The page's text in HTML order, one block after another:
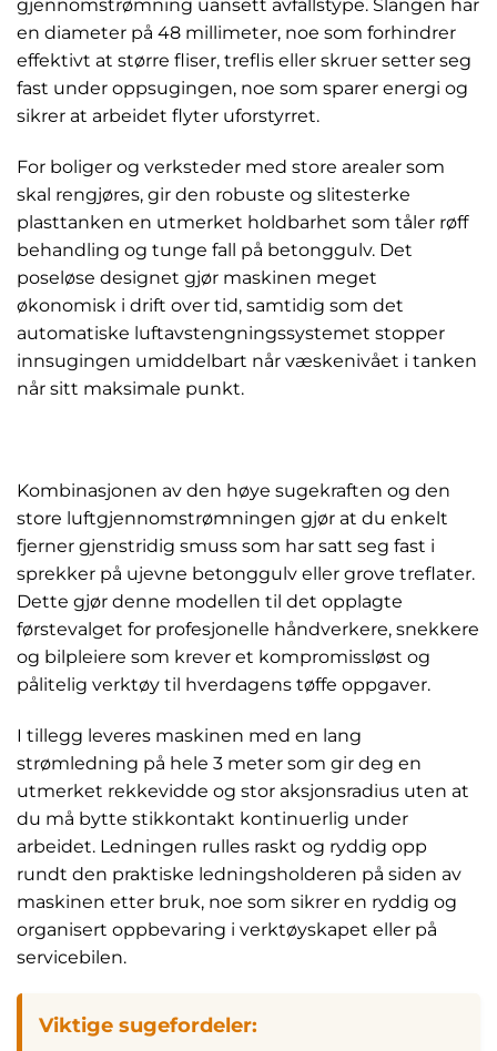
gjennomstrømning uansett avfallstype. Slangen har
en diameter på 48 millimeter, noe som forhindrer
effektivt at større fliser, treflis eller skruer setter seg
fast under oppsugingen, noe som sparer energi og
sikrer at arbeidet flyter uforstyrret.
For boliger og verksteder med store arealer som
skal rengjøres, gir den robuste og slitesterke
plasttanken en utmerket holdbarhet som tåler røff
behandling og tunge fall på betonggulv. Det
poseløse designet gjør maskinen meget
økonomisk i drift over tid, samtidig som det
automatiske luftavstengningssystemet stopper
innsugingen umiddelbart når væskenivået i tanken
når sitt maksimale punkt.
Kombinasjonen av den høye sugekraften og den
store luftgjennomstrømningen gjør at du enkelt
fjerner gjenstridig smuss som har satt seg fast i
sprekker på ujevne betonggulv eller grove treflater.
Dette gjør denne modellen til det opplagte
førstevalget for profesjonelle håndverkere, snekkere
og bilpleiere som krever et kompromissløst og
pålitelig verktøy til hverdagens tøffe oppgaver.
I tillegg leveres maskinen med en lang
strømledning på hele 3 meter som gir deg en
utmerket rekkevidde og stor aksjonsradius uten at
du må bytte stikkontakt kontinuerlig under
arbeidet. Ledningen rulles raskt og ryddig opp
rundt den praktiske ledningsholderen på siden av
maskinen etter bruk, noe som sikrer en ryddig og
organisert oppbevaring i verktøyskapet eller på
servicebilen.
Viktige sugefordeler: